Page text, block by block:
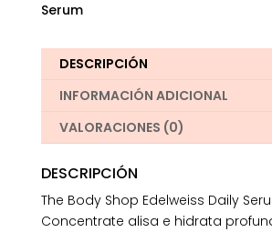
Serum
DESCRIPCIÓN
INFORMACIÓN ADICIONAL
VALORACIONES (0)
DESCRIPCIÓN
The Body Shop Edelweiss Daily
Concentrate alisa e hidrata